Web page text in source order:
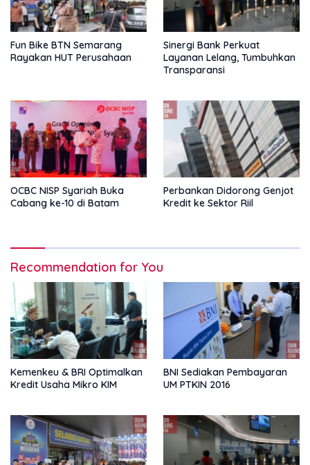
Fun Bike BTN Semarang
Rayakan HUT Perusahaan
Sinergi Bank Perkuat
Layanan Lelang, Tumbuhkan
Transparansi
OCBC NISP Syariah Buka
Cabang ke-10 di Batam
Perbankan Didorong Genjot
Kredit ke Sektor Riil
Recommendation for You
Kemenkeu & BRI Optimalkan
Kredit Usaha Mikro KIM
BNI Sediakan Pembayaran
UM PTKIN 2016